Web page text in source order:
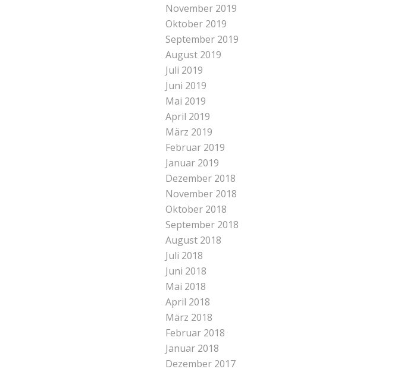
November 2019
Oktober 2019
September 2019
August 2019
Juli 2019
Juni 2019
Mai 2019
April 2019
März 2019
Februar 2019
Januar 2019
Dezember 2018
November 2018
Oktober 2018
September 2018
August 2018
Juli 2018
Juni 2018
Mai 2018
April 2018
März 2018
Februar 2018
Januar 2018
Dezember 2017